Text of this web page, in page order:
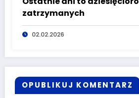
zatrzymanych
02.02.2026
OPUBLIKUJ KOMENTARZ